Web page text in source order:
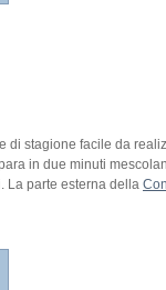
di stagione facile da
in due minuti
La parte esterna della